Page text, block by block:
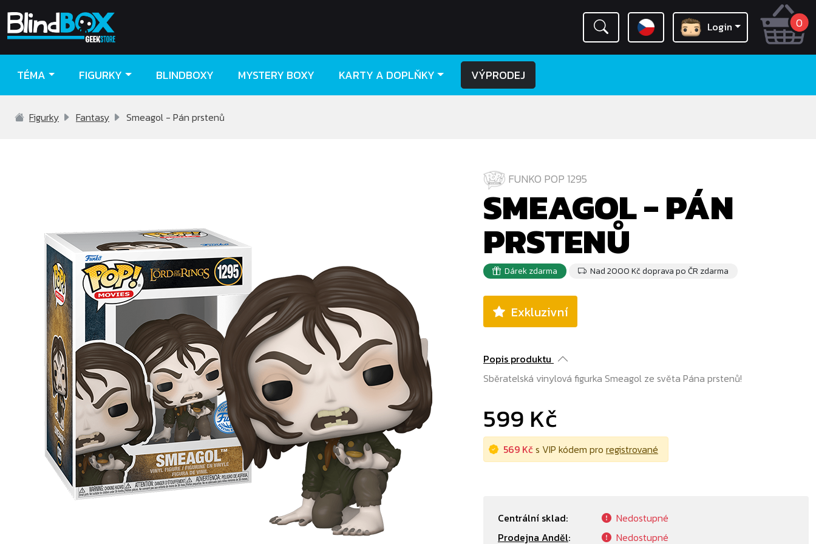
0
Login
TÉMA FIGURKY BLINDBOXY MYSTERY BOXY KARTY A DOPLŇKY VÝPRODEJ
Figurky Fantasy Smeagol - Pán prstenů
FUNKO POP 1295
SMEAGOL - PÁN
PRSTENŮ
Dárek zdarma Nad 2000 Kč doprava po ČR zdarma
Exkluzivní
Popis produktu
Sběratelská vinylová figurka Smeagol ze světa Pána prstenů!
599 Kč
569 Kčs VIP kódem pro registrované
Centrální sklad:
Nedostupné
Prodejna Anděl: Nedostupné